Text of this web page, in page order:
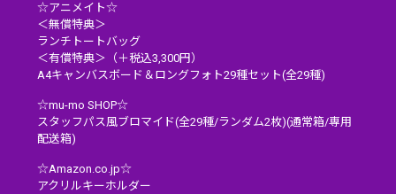
☆アニメイト☆
＜無償特典＞
ランチトートバッグ
＜有償特典＞（＋税込3,300円）
A4キャンバスボード＆ロングフォト29種セット(全29種)
☆mu-mo SHOP☆
スタッフパス風ブロマイド(全29種/ランダム2枚)(通常箱/専用
配送箱)
☆Amazon.co.jp☆
アクリルキーホルダー